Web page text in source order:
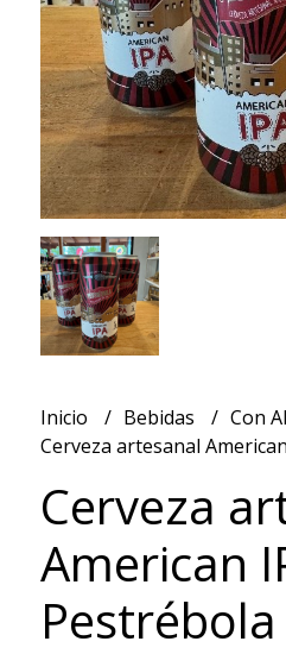
Inicio Bebidas
Con
Cerveza artesanal
Cerveza
American
Pestrébola